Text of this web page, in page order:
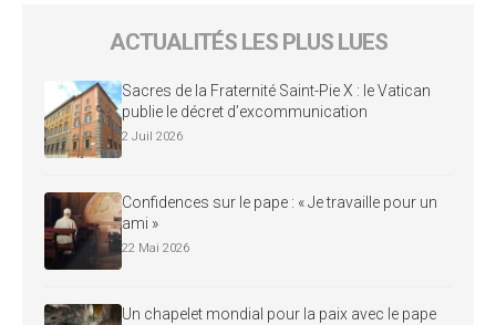
ACTUALITÉS LES PLUS LUES
Sacres de la Fraternité Saint-Pie X : le Vatican
publie le décret d’excommunication
2 Juil 2026
Confidences sur le pape : « Je travaille pour un
ami »
22 Mai 2026
Un chapelet mondial pour la paix avec le pape